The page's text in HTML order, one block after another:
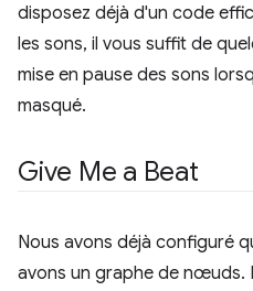
disposez déjà d'un code
les sons, il vous suffit de
mise en pause des sons
masqué.
Give Me a Beat
Nous avons déjà configuré
avons un graphe de nœuds.